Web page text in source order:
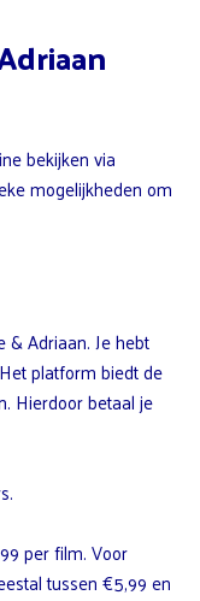
bekijken via
mogelijkheden om
Adriaan. Je hebt
platform biedt de
Hierdoor betaal je
per film. Voor
tussen €5,99 en